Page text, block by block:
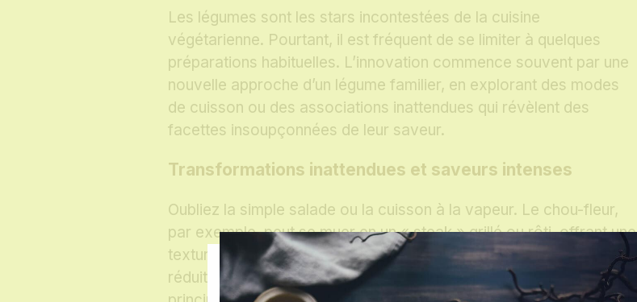
Les légumes sont les stars incontestées de la cuisine
végétarienne. Pourtant, il est fréquent de se limiter à quelques
préparations habituelles. L’innovation commence souvent par une
nouvelle approche d’un légume familier, en explorant des modes
de cuisson ou des associations inattendues qui révèlent des
facettes insoupçonnées de leur saveur.
Transformations inattendues et saveurs intenses
Oubliez la simple salade ou la cuisson à la vapeur. Le chou-fleur,
par exemple, peut se muer en un « steak » grillé ou rôti, offrant une
texture dense et une saveur caramélisée. Les carottes, souvent
réduites à un rôle d’accompagnement, peuvent devenir un plat